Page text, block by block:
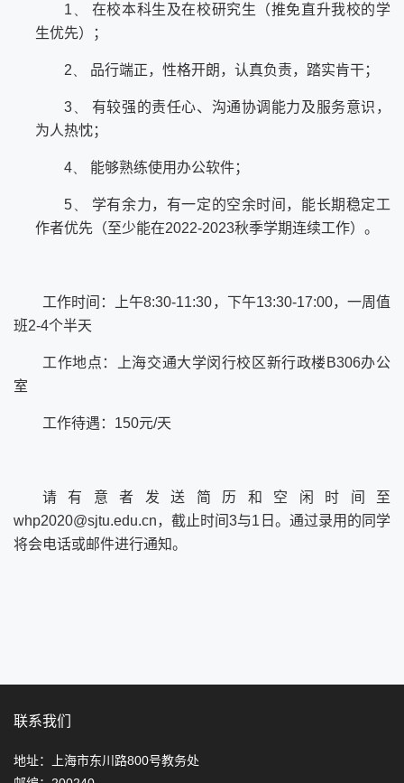
1、 在校本科生及在校研究生（推免直升我校的学
生优先）；
2、 品行端正，性格开朗，认真负责，踏实肯干；
3、 有较强的责任心、沟通协调能力及服务意识，
为人热忱；
4、 能够熟练使用办公软件；
5、 学有余力，有一定的空余时间，能长期稳定工
作者优先（至少能在2022-2023秋季学期连续工作）。
工作时间：上午8:30-11:30，下午13:30-17:00，一周值
班2-4个半天
工作地点：上海交通大学闵行校区新行政楼 B306办公
室
工作待遇： 150元/天
请有意者发送简历和空闲时间至
whp2020@sjtu.edu.cn，截止时间3与1日。通过录用的同学
将会电话或邮件进行通知。
联系我们
地址：上海市东川路800号教务处